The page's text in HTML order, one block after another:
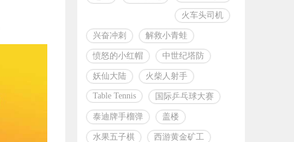
火车头司机
兴奋冲刺 解救小青蛙
愤怒的小红帽 中世纪塔防
妖仙大陆 火柴人射手
Table Tennis 国际乒乓球大赛
泰迪牌手榴弹 盖楼
水果五子棋 西游黄金矿工